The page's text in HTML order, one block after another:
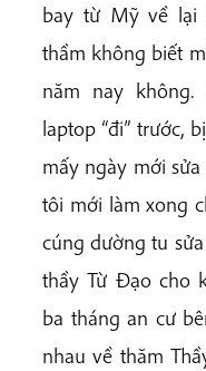
bay từ Mỹ về lại
thầm không biết
năm nay
laptop “đi” trước,
mấy ngày mới
tôi mới làm xong
cúng dường tu
thầy Từ Đạo cho
ba tháng an cư
nhau về thăm